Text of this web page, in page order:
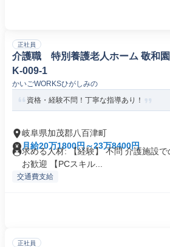
正社員
介護職 特別養護老人ホーム 敬和
K-009-1
かいごWORKSひがしみの
資格・経験不問！丁寧な指導あり！
岐阜県加茂郡八百津町
月給20万1800円～23万8400円
求める人材: 【経験】 不問 介護施設
お歓迎 【PCスキル...
交通費支給
正社員